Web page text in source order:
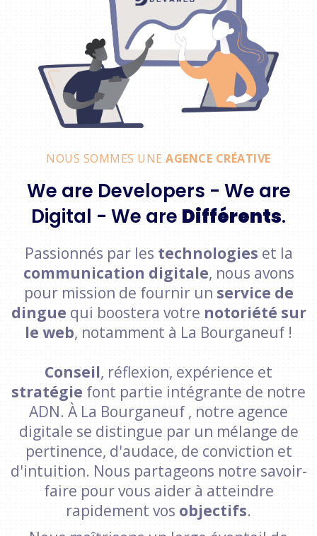
NOUS SOMMES UNEAGENCE CRÉATIVE
We are Developers - We are
Digital - We are Différents.
Passionnés par les technologies et la
communication digitale, nous avons
pour mission de fournir un service de
dingue qui boostera votre notoriété sur
le web, notamment à La Bourganeuf !
Conseil, réflexion, expérience et
stratégie font partie intégrante de notre
ADN. À La Bourganeuf , notre agence
digitale se distingue par un mélange de
pertinence, d'audace, de conviction et
d'intuition. Nous partageons notre savoir-
faire pour vous aider à atteindre
rapidement vos objectifs.